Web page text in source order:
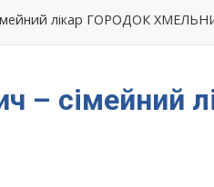
лікар ГОРОДОК
– сімейний